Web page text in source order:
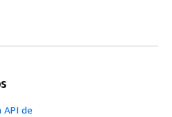
API de